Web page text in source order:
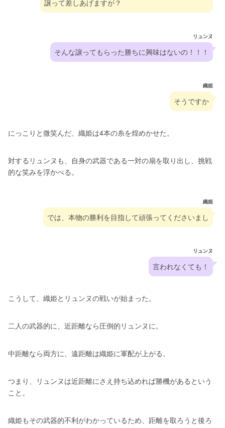
譲って差しあげますが？
リュンヌ
そんな譲ってもらった勝ちに興味はないの！！！
織姫
そうですか
にっこりと微笑んだ、織姫は4本の糸を煌めかせた。
対するリュンヌも、自身の武器である一対の扇を取り出し、挑戦
的な笑みを浮かべる。
織姫
では、本物の勝利を目指して頑張ってくださいまし
リュンヌ
言われなくても！
こうして、織姫とリュンヌの戦いが始まった。
二人の武器的に、近距離なら圧倒的リュンヌに。
中距離なら両方に、遠距離は織姫に軍配が上がる。
つまり、リュンヌは近距離にさえ持ち込めれば勝機があるという
こと。
織姫もその武器的不利がわかっているため、距離を取ろうと後ろ